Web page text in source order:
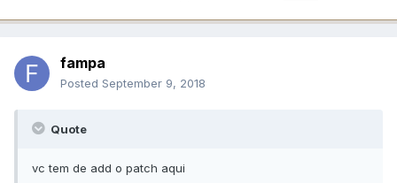
fampa
Posted September 9, 2018
Quote
vc tem de add o patch aqui